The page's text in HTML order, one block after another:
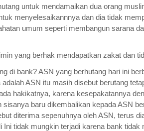
untuk mendamaikan dua orang
menyelesaikannnya dan dia tidak
umum seperti membangun sarana
yang berhak mendapatkan zakat dan
di bank? ASN yang berhutang hari ini
ASN itu masih disebut berutang
hakikatnya, karena kesepakatannya
baru dikembalikan kepada ASN
diterima sepenuhnya oleh ASN, terus
Ini tidak mungkin terjadi karena bank tidak